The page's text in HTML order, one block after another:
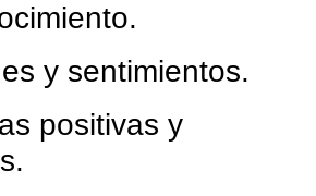
y sentimientos.
positivas y